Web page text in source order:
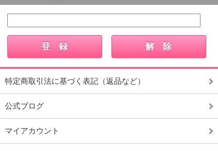
特定商取引法に基づく表記（返品など）
公式ブログ
マイアカウント